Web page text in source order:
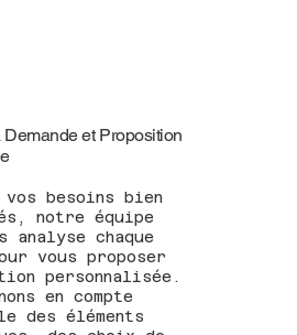
et Proposition
besoins bien
notre équipe
analyse chaque
vous proposer
personnalisée.
en compte
des éléments